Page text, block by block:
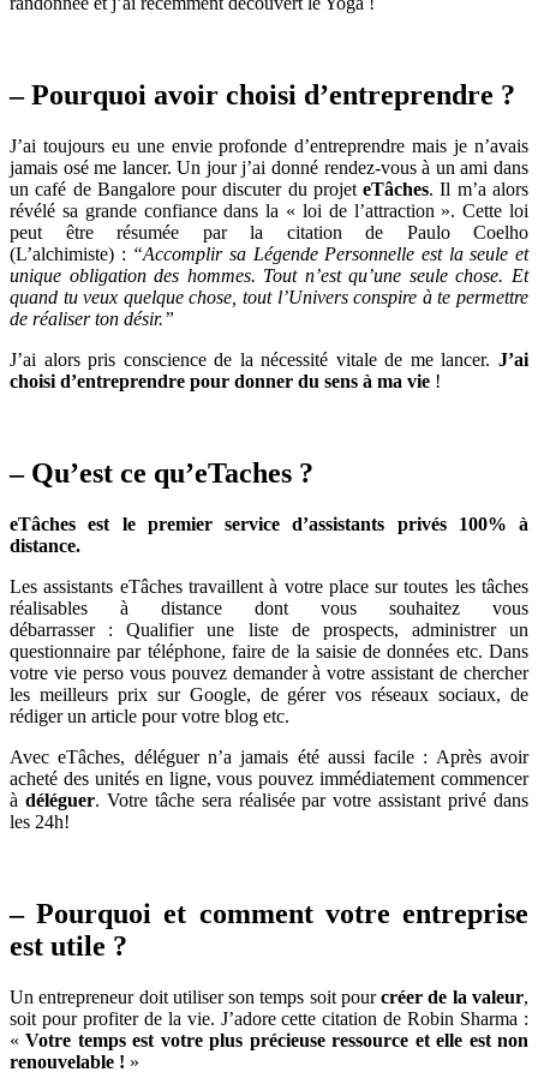
– Pourquoi avoir choisi d’entreprendre ?
J’ai toujours eu une envie profonde d’entreprendre mais je n’avais
jamais osé me lancer. Un jour j’ai donné rendez-vous à un ami dans
un café de Bangalore pour discuter du projeteTâches. Il m’a alors
révélé sa grande confiance dans la « loi de l’attraction ». Cette loi
peut être résumée par la citation de Paulo Coelho
(L’alchimiste) : “Accomplir sa Légende Personnelle est la seule et
unique obligation des hommes. Tout n’est qu’une seule chose. Et
quand tu veux quelque chose, tout l’Univers conspire à te permettre
de réaliser ton désir.”
J’ai alors pris conscience de la nécessité vitale de me lancer. J’ai
choisi d’entreprendre pour donner du sens à ma vie !
– Qu’est ce qu’eTaches ?
eTâches est le premier service d’assistants privés 100% à
distance.
Les assistants eTâches travaillent à votre place sur toutes les tâches
réalisables à distance dont vous souhaitez vous
débarrasser : Qualifier une liste de prospects, administrer un
questionnaire par téléphone, faire de la saisie de données etc. Dans
votre vie perso vous pouvez demander à votre assistant de chercher
les meilleurs prix sur Google, de gérer vos réseaux sociaux, de
rédiger un article pour votre blog etc.
Avec eTâches, déléguer n’a jamais été aussi facile : Après avoir
acheté des unités en ligne, vous pouvez immédiatement commencer
à déléguer. Votre tâche sera réalisée par votre assistant privé dans
les 24h!
– Pourquoi et comment votre entreprise
est utile ?
Un entrepreneur doit utiliser son temps soit pourcréer de la valeur,
soit pour profiter de la vie. J’adore cette citation de Robin Sharma :
«Votre temps est votre plus précieuse ressource et elle est non
renouvelable ! »